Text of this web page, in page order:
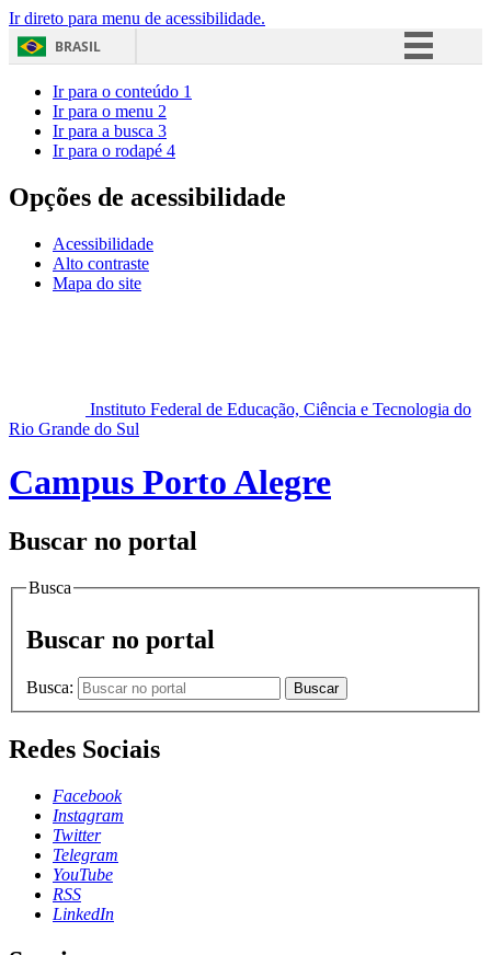
Ir direto para menu de acessibilidade.
BRASIL
Acesso à informação
Ir para o conteúdo 1
Ir para o menu 2
Ir para a busca 3
Ir para o rodapé 4
Opções de acessibilidade
Acessibilidade
Alto contraste
Mapa do site
Instituto Federal de Educação, Ciência e Tecnologia do
Rio Grande do Sul
Campus Porto Alegre
Buscar no portal
Busca
Buscar no portal
Busca: Buscar
Redes Sociais
Facebook
Instagram
Twitter
Telegram
YouTube
RSS
LinkedIn